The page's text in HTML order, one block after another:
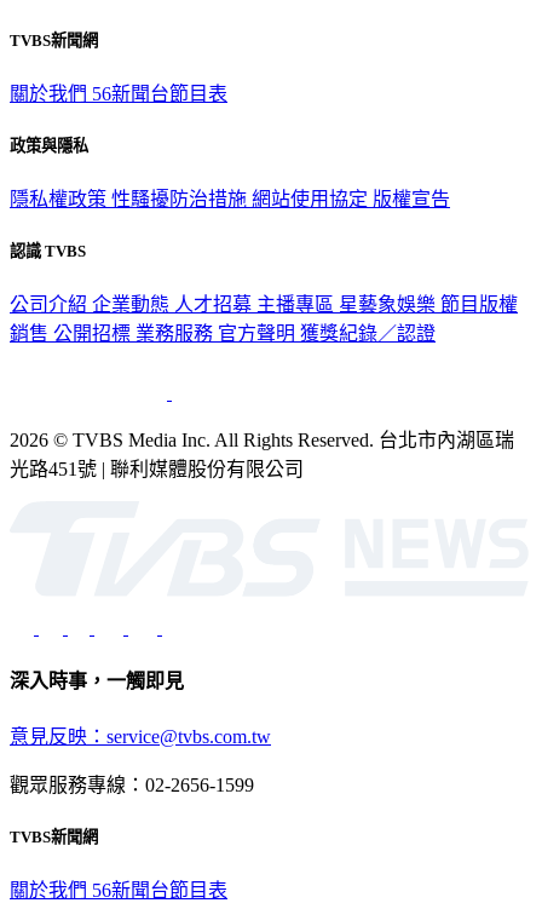
TVBS新聞網
關於我們 56新聞台節目表
政策與隱私
隱私權政策 性騷擾防治措施 網站使用協定 版權宣告
認識 TVBS
公司介紹 企業動態 人才招募 主播專區 星藝象娛樂 節目版權
銷售 公開招標 業務服務 官方聲明 獲獎紀錄／認證
2026 © TVBS Media Inc. All Rights Reserved. 台北市內湖區瑞
光路451號 | 聯利媒體股份有限公司
深入時事，一觸即見
意見反映：service@tvbs.com.tw
觀眾服務專線：02-2656-1599
TVBS新聞網
關於我們 56新聞台節目表